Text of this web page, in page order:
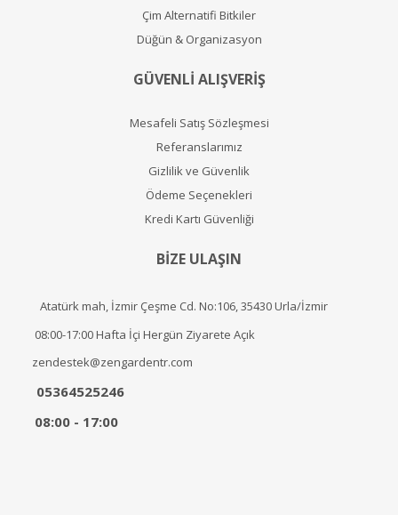
Çim Alternatifi Bitkiler
Düğün & Organizasyon
GÜVENLİ ALIŞVERİŞ
Mesafeli Satış Sözleşmesi
Referanslarımız
Gizlilik ve Güvenlik
Ödeme Seçenekleri
Kredi Kartı Güvenliği
BİZE ULAŞIN
Atatürk mah, İzmir Çeşme Cd. No:106, 35430 Urla/İzmir
08:00-17:00 Hafta İçi Hergün Ziyarete Açık
zendestek@zengardentr.com
05364525246
08:00 - 17:00